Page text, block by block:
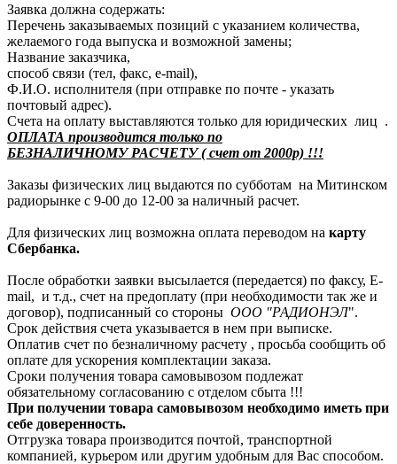
Заявка должна содержать:
Перечень заказываемых позиций с указанием количества,
желаемого года выпуска и возможной замены;
Название заказчика,
способ связи (тел, факс, e-mail),
Ф.И.О. исполнителя (при отправке по почте - указать
почтовый адрес).
Счета на оплату выставляются только для юридических лиц .
ОПЛАТА производится только по
БЕЗНАЛИЧНОМУ РАСЧЕТУ ( счет от 2000р) !!!
Заказы физических лиц выдаются по субботам на Митинском
радиорынке с 9-00 до 12-00 за наличный расчет.
Для физических лиц возможна оплата переводом на карту
Сбербанка.
После обработки заявки высылается (передается) по факсу, E-
mail, и т.д., счет на предоплату (при необходимости так же и
договор), подписанный со стороны ООО "РАДИОНЭЛ".
Срок действия счета указывается в нем при выписке.
Оплатив счет по безналичному расчету , просьба сообщить об
оплате для ускорения комплектации заказа.
Сроки получения товара самовывозом подлежат
обязательному согласованию с отделом сбыта !!!
При получении товара самовывозом необходимо иметь при
себе доверенность.
Отгрузка товара производится почтой, транспортной
компанией, курьером или другим удобным для Вас способом.